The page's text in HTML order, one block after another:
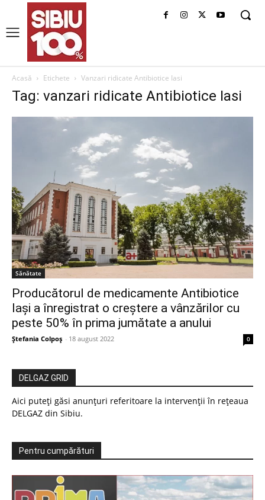
Acasă Etichete Vanzari ridicate Antibiotice Iasi
Tag: vanzari ridicate Antibiotice Iasi
Sănătate
Producătorul de medicamente Antibiotice
Iași a înregistrat o creștere a vânzărilor cu
peste 50% în prima jumătate a anului
Ștefania Colpoș - 18 august 2022 0
DELGAZ GRID
Aici puteți găsi anunțuri referitoare la intervenții în rețeaua
DELGAZ din Sibiu.
Pentru cumpărături